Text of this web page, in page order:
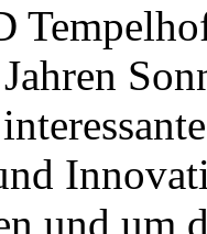
und um